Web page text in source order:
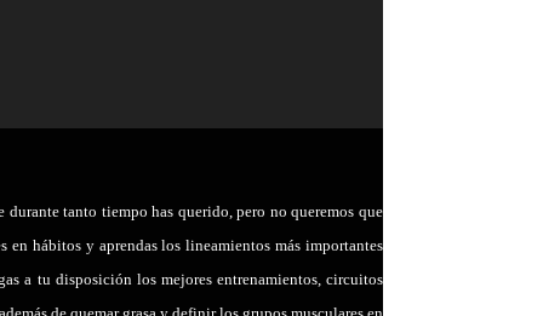
tanto tiempo has querido, pero no queremos que
en hábitos y aprendas los lineamientos más importantes
a tu disposición los mejores entrenamientos, circuitos